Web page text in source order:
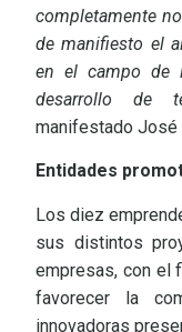
completamente
de manifiesto el
en el campo de
desarrollo de
manifestado José
Entidades
Los diez
sus distintos
empresas, con el
favorecer la
innovadoras